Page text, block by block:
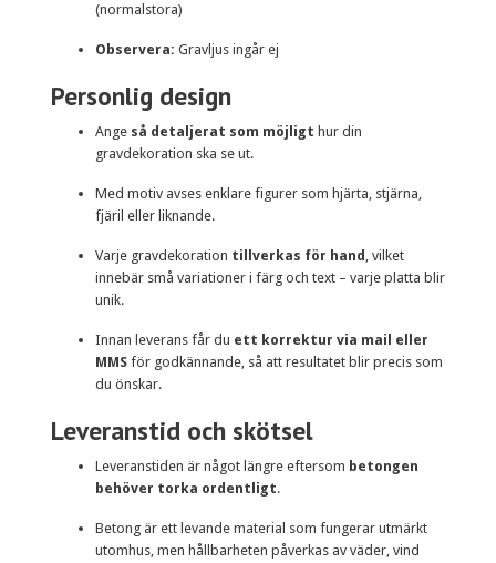
(normalstora)
Observera: Gravljus ingår ej
Personlig design
Ange så detaljerat som möjligt hur din
gravdekoration ska se ut.
Med motiv avses enklare figurer som hjärta, stjärna,
fjäril eller liknande.
Varje gravdekoration tillverkas för hand , vilket
innebär små variationer i färg och text – varje platta blir
unik.
Innan leverans får du ett korrektur via mail eller
MMS för godkännande, så att resultatet blir precis som
du önskar.
Leveranstid och skötsel
Leveranstiden är något längre eftersom betongen
behöver torka ordentligt.
Betong är ett levande material som fungerar utmärkt
utomhus, men hållbarheten påverkas av väder, vind